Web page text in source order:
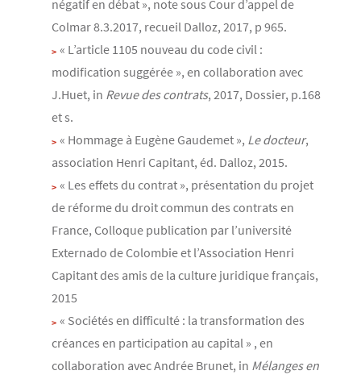
négatif en débat », note sous Cour d’appel de
Colmar 8.3.2017, recueil Dalloz, 2017, p 965.
« L’article 1105 nouveau du code civil :
modification suggérée », en collaboration avec
J.Huet, in Revue des contrats, 2017, Dossier, p.168
et s.
« Hommage à Eugène Gaudemet », Le docteur,
association Henri Capitant, éd. Dalloz, 2015.
« Les effets du contrat », présentation du projet
de réforme du droit commun des contrats en
France, Colloque publication par l’université
Externado de Colombie et l’Association Henri
Capitant des amis de la culture juridique français,
2015
« Sociétés en difficulté : la transformation des
créances en participation au capital » , en
collaboration avec Andrée Brunet, in Mélanges en